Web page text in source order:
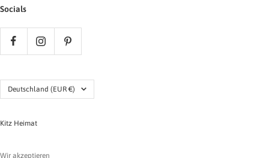
Socials
Land/Region Deutschland (EUR €)
Kitz Heimat
Wir akzeptieren